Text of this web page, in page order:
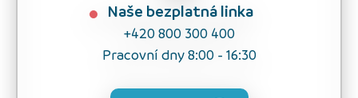
Naše bezplatná linka
+420 800 300 400
Pracovní dny 8:00 - 16:30